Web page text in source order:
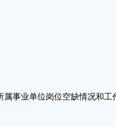
事业单位岗位空缺情况和